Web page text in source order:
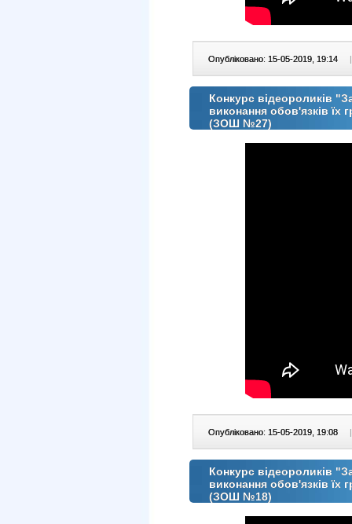
Опубліковано: 15-05-2019, 19:14 |
Конкурс відеороликів
виконання обов'язків
(ЗОШ №27)
Опубліковано: 15-05-2019, 19:08 |
Конкурс відеороликів
виконання обов'язків
(ЗОШ №18)